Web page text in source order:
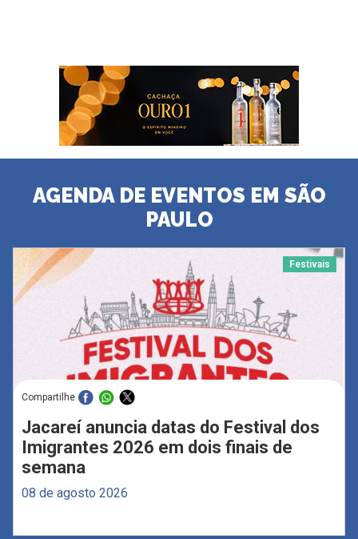
AGENDA DE EVENTOS EM SÃO
PAULO
Festivais
Compartilhe
Jacareí anuncia datas do Festival dos
Imigrantes 2026 em dois finais de
semana
08 de agosto 2026